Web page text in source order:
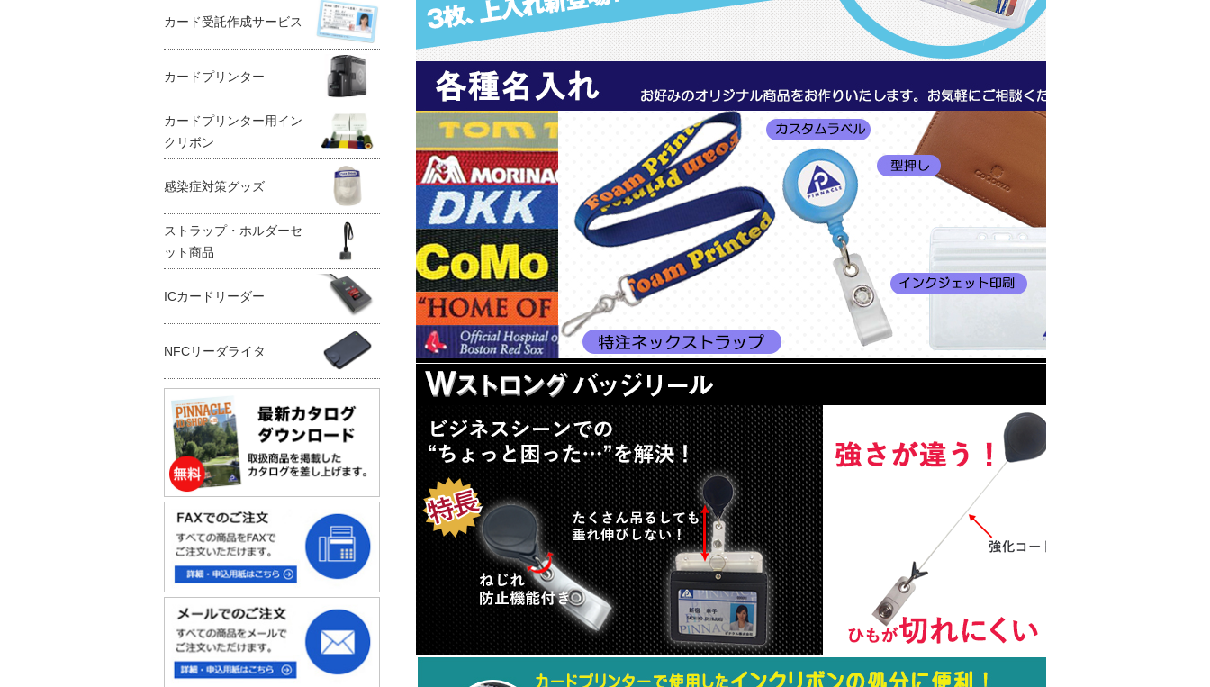
カード受託作成サービス
カードプリンター
カードプリンター用イン
クリボン
感染症対策グッズ
ストラップ・ホルダーセ
ット商品
ICカードリーダー
NFCリーダライタ